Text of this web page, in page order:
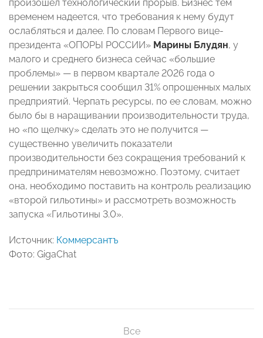
произошел технологический прорыв. Бизнес тем
временем надеется, что требования к нему будут
ослабляться и далее. По словам Первого вице-
президента «ОПОРЫ РОССИИ» Марины Блудян, у
малого и среднего бизнеса сейчас «большие
проблемы» — в первом квартале 2026 года о
решении закрыться сообщил 31% опрошенных малых
предприятий. Черпать ресурсы, по ее словам, можно
было бы в наращивании производительности труда,
но «по щелчку» сделать это не получится —
существенно увеличить показатели
производительности без сокращения требований к
предпринимателям невозможно. Поэтому, считает
она, необходимо поставить на контроль реализацию
«второй гильотины» и рассмотреть возможность
запуска «Гильотины 3.0».
Источник: Коммерсантъ
Фото: GigaChat
Все